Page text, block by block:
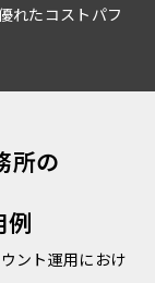
れたコストパフ
所の
例
ント運用におけ